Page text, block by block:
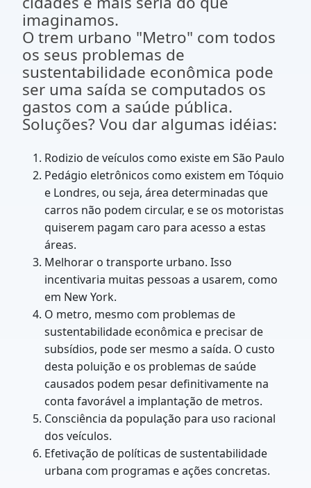
imaginamos.
O trem urbano "Metro" com todos
os seus problemas de
sustentabilidade econômica pode
ser uma saída se computados os
gastos com a saúde pública.
Soluções? Vou dar algumas idéias:
Rodizio de veículos como existe em São Paulo
Pedágio eletrônicos como existem em Tóquio
e Londres, ou seja, área determinadas que
carros não podem circular, e se os motoristas
quiserem pagam caro para acesso a estas
áreas.
Melhorar o transporte urbano. Isso
incentivaria muitas pessoas a usarem, como
em New York.
O metro, mesmo com problemas de
sustentabilidade econômica e precisar de
subsídios, pode ser mesmo a saída. O custo
desta poluição e os problemas de saúde
causados podem pesar definitivamente na
conta favorável a implantação de metros.
Consciência da população para uso racional
dos veículos.
Efetivação de políticas de sustentabilidade
urbana com programas e ações concretas.